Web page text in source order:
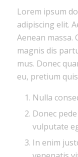
Lorem ipsum
adipiscing elit.
Aenean massa.
magnis dis
mus. Donec
eu, pretium
Nulla
Donec
vulputate
In enim